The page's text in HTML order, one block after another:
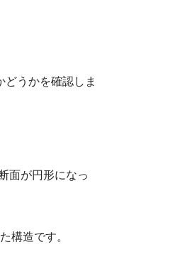
うかを確認しま
面が円形になっ
構造です。